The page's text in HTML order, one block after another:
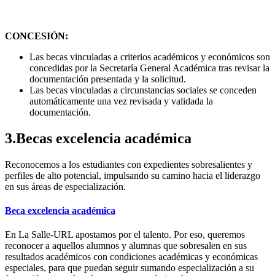
CONCESIÓN:
Las becas vinculadas a criterios académicos y económicos son
concedidas por la Secretaría General Académica tras revisar la
documentación presentada y la solicitud.
Las becas vinculadas a circunstancias sociales se conceden
automáticamente una vez revisada y validada la
documentación.
3.Becas excelencia académica
Reconocemos a los estudiantes con expedientes sobresalientes y
perfiles de alto potencial, impulsando su camino hacia el liderazgo
en sus áreas de especialización.
Beca excelencia académica
En La Salle-URL apostamos por el talento. Por eso, queremos
reconocer a aquellos alumnos y alumnas que sobresalen en sus
resultados académicos con condiciones académicas y económicas
especiales, para que puedan seguir sumando especialización a su